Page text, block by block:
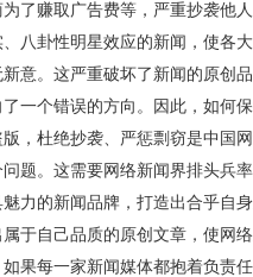
了赚取广告费等，严重抄袭他人
八卦性明星效应的新闻，使各
意。这严重破坏了新闻的原创
一个错误的方向。因此，如何
，杜绝抄袭、严惩剽窃是中国
题。这需要网络新闻界排头兵
力的新闻品牌，打造出合乎自
于自己品质的原创文章，使网
果每一家新闻媒体都抱着负责